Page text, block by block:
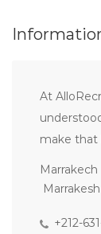
At
make that
+212-